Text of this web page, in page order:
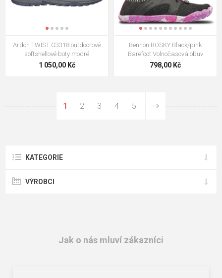
Ardon TWIST G3318 outdoorové
softshellové boty modré
1 050,00 Kč
Bennon BOSKY Black/pink
Barefoot Volnočasová obuv
798,00 Kč
1 2 3 4 5
KATEGORIE
VÝROBCI
Jak o nás mluví zákazníci